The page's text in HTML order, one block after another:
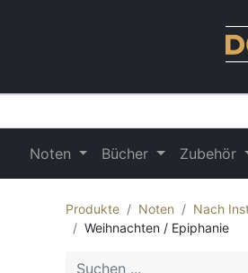
Noten Bücher Zubehör
Produkte Noten Nach
Weihnachten / Epiphanie